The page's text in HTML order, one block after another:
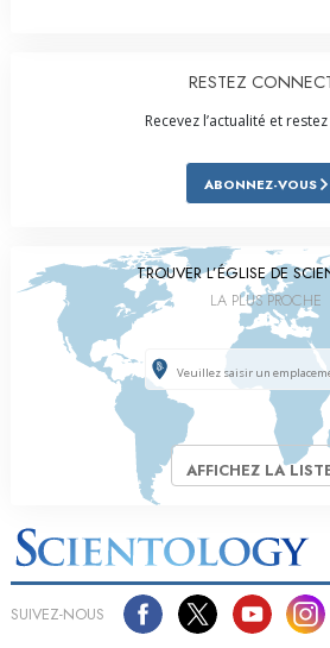
RESTEZ
Recevez l’actualité et
ABONNEZ-VOUS
TROUVER L’ÉGLISE DE
LA PLUS PROCHE
AFFICHEZ LA
SUIVEZ-NOUS